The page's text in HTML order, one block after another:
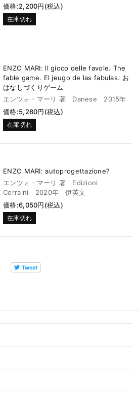
価格:2,200円(税込)
在庫切れ
ENZO MARI: ll gioco delle favole. The
fable game. El jeugo de las fabulas. お
はなしづくりゲーム
エンツォ・マーリ 著 Danese 2015年
価格:5,280円(税込)
在庫切れ
ENZO MARI: autoprogettazione?
エンツォ・マーリ 著 Edizioni
Corraini 2020年 伊英文
価格:6,050円(税込)
在庫切れ